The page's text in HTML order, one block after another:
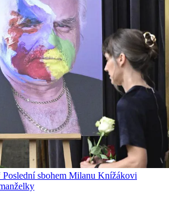
Poslední sbohem Milanu Knížákovi